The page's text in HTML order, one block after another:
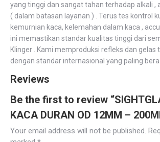
yang tinggi dan sangat tahan terhadap alkali ,
( dalam batasan layanan ) . Terus tes kontrol
kemurnian kaca, kelemahan dalam kaca ,
ini memastikan standar kualitas tinggi dari
Klinger . Kami memproduksi refleks dan gelas
dengan standar internasional yang paling
Reviews
Be the first to review
KACA DURAN OD 12MM –
Your email address will not be published.